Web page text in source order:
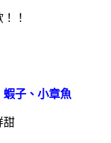
！
蝦子、小章魚
甜